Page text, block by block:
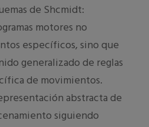
de Shcmidt:
motores no
específicos, sino que
generalizado de reglas
de movimientos.
abstracta de
siguiendo